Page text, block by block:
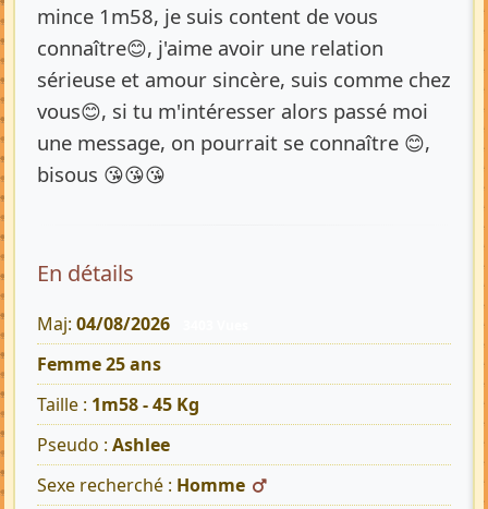
mince 1m58, je suis content de vous
connaître😊, j'aime avoir une relation
sérieuse et amour sincère, suis comme chez
vous😊, si tu m'intéresser alors passé moi
une message, on pourrait se connaître 😊,
bisous 😘😘😘
En détails
Maj: 04/08/2026
Femme 25 ans
Taille : 1m58 - 45 Kg
Pseudo : Ashlee
Sexe recherché : Homme